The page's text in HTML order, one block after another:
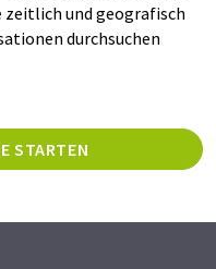
zeitlich und geografisch
durchsuchen
STARTEN